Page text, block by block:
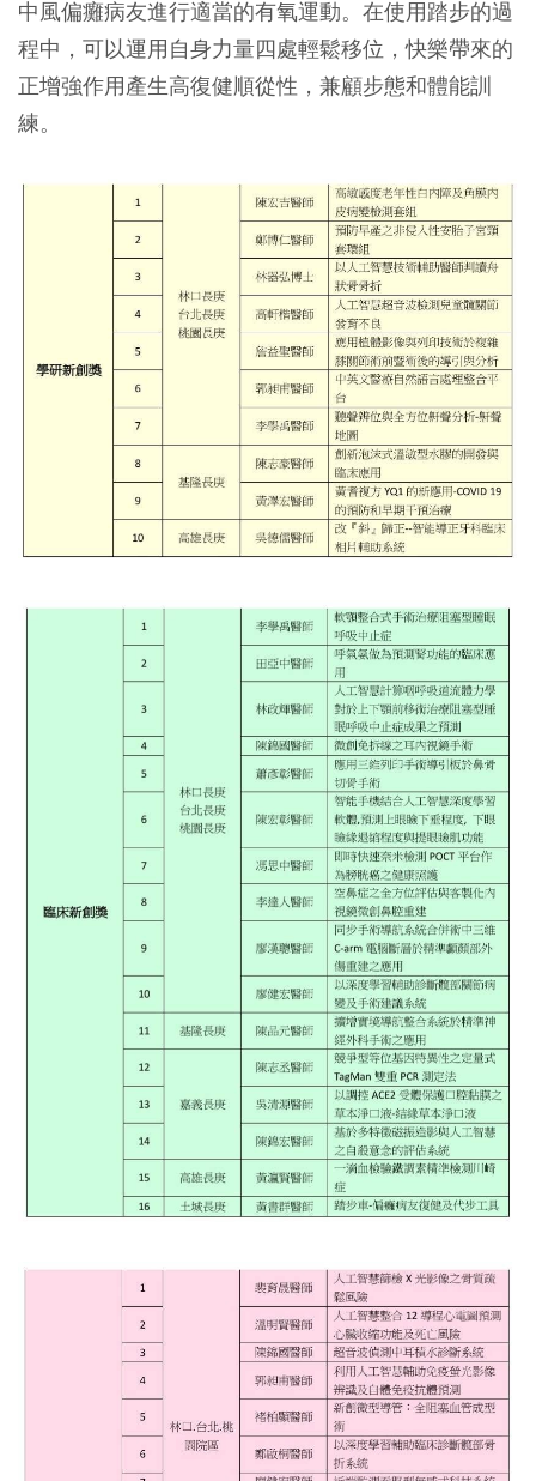
中風偏癱病友進行適當的有氧運動。在使用踏步的過
程中，可以運用自身力量四處輕鬆移位，快樂帶來的
正增強作用產生高復健順從性，兼顧步態和體能訓
練。